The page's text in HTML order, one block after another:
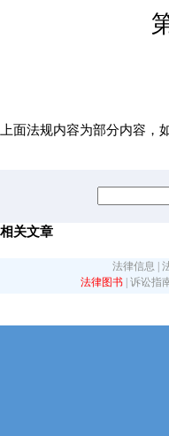
上面法规内容为部分内容，
相关文章
法律信息
法律图书 诉讼指